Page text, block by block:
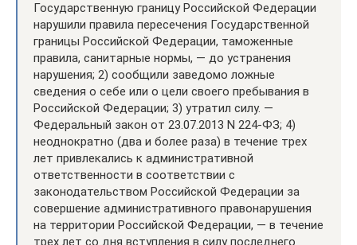
Государственную границу Российской Федерации
нарушили правила пересечения Государственной
границы Российской Федерации, таможенные
правила, санитарные нормы, — до устранения
нарушения; 2) сообщили заведомо ложные
сведения о себе или о цели своего пребывания в
Российской Федерации; 3) утратил силу. —
Федеральный закон от 23.07.2013 N 224-ФЗ; 4)
неоднократно (два и более раза) в течение трех
лет привлекались к административной
ответственности в соответствии с
законодательством Российской Федерации за
совершение административного правонарушения
на территории Российской Федерации, — в течение
трех лет со дня вступления в силу последнего